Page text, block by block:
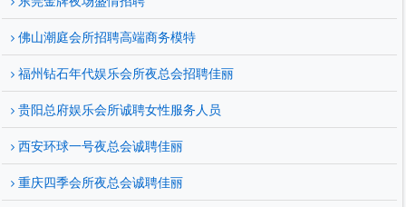
佛山潮庭会所招聘高端商务模特
福州钻石年代娱乐会所夜总会招聘佳丽
贵阳总府娱乐会所诚聘女性服务人员
西安环球一号夜总会诚聘佳丽
重庆四季会所夜总会诚聘佳丽